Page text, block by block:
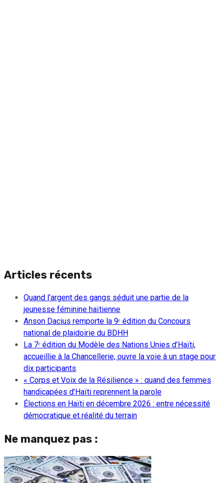
Articles récents
Quand l’argent des gangs séduit une partie de la
jeunesse féminine haïtienne
Anson Dacius remporte la 9ᵉ édition du Concours
national de plaidoirie du BDHH
La 7ᵉ édition du Modèle des Nations Unies d’Haïti,
accueillie à la Chancellerie, ouvre la voie à un stage pour
dix participants
« Corps et Voix de la Résilience » : quand des femmes
handicapées d’Haïti reprennent la parole
Élections en Haïti en décembre 2026 : entre nécessité
démocratique et réalité du terrain
Ne manquez pas :